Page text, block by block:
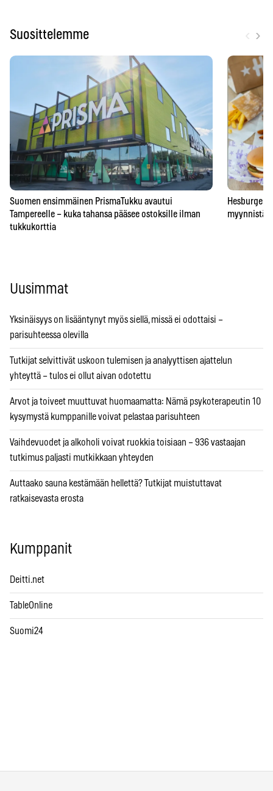
Suosittelemme ›
Suomen ensimmäinen PrismaTukku avautui
Tampereelle – kuka tahansa pääsee ostoksille ilman
tukkukorttia
myynnistä
Uusimmat
Yksinäisyys on lisääntynyt myös siellä, missä ei odottaisi –
parisuhteessa olevilla
Tutkijat selvittivät uskoon tulemisen ja analyyttisen ajattelun
yhteyttä – tulos ei ollut aivan odotettu
Arvot ja toiveet muuttuvat huomaamatta: Nämä psykoterapeutin 10
kysymystä kumppanille voivat pelastaa parisuhteen
Vaihdevuodet ja alkoholi voivat ruokkia toisiaan – 936 vastaajan
tutkimus paljasti mutkikkaan yhteyden
Auttaako sauna kestämään hellettä? Tutkijat muistuttavat
ratkaisevasta erosta
Kumppanit
Deitti.net
TableOnline
Suomi24